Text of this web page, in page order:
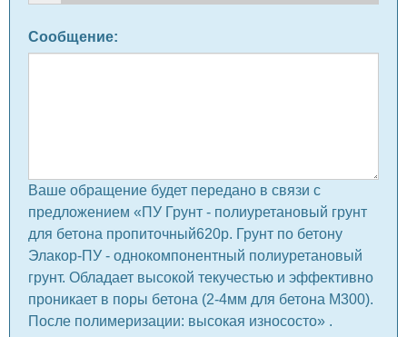
Сообщение:
Ваше обращение будет передано в связи с
предложением «ПУ Грунт - полиуретановый грунт
для бетона пропиточный620р. Грунт по бетону
Элакор-ПУ - однокомпонентный полиуретановый
грунт. Обладает высокой текучестью и эффективно
проникает в поры бетона (2-4мм для бетона М300).
После полимеризации: высокая износосто» .